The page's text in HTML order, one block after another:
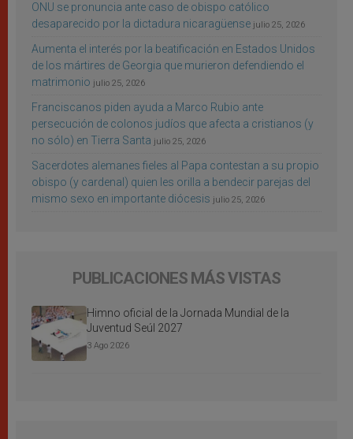
ONU se pronuncia ante caso de obispo católico
desaparecido por la dictadura nicaragüense julio 25, 2026
Aumenta el interés por la beatificación en Estados Unidos
de los mártires de Georgia que murieron defendiendo el
matrimonio julio 25, 2026
Franciscanos piden ayuda a Marco Rubio ante
persecución de colonos judíos que afecta a cristianos (y
no sólo) en Tierra Santa julio 25, 2026
Sacerdotes alemanes fieles al Papa contestan a su propio
obispo (y cardenal) quien les orilla a bendecir parejas del
mismo sexo en importante diócesis julio 25, 2026
PUBLICACIONES MÁS VISTAS
Himno oficial de la Jornada Mundial de la
Juventud Seúl 2027
3 Ago 2026